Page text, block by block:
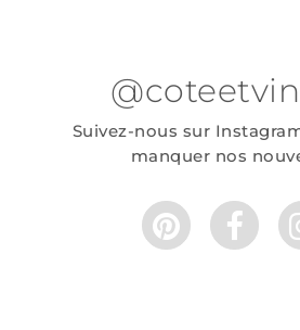
Suivez-nous sur
manquer nos